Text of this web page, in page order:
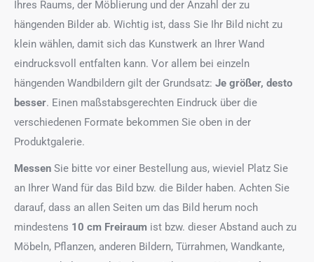
Ihres Raums, der Möblierung und der Anzahl der zu
hängenden Bilder ab. Wichtig ist, dass Sie Ihr Bild nicht zu
klein wählen, damit sich das Kunstwerk an Ihrer Wand
eindrucksvoll entfalten kann. Vor allem bei einzeln
hängenden Wandbildern gilt der Grundsatz: Je größer, desto
besser. Einen maßstabsgerechten Eindruck über die
verschiedenen Formate bekommen Sie oben in der
Produktgalerie.
Messen Sie bitte vor einer Bestellung aus, wieviel Platz Sie
an Ihrer Wand für das Bild bzw. die Bilder haben. Achten Sie
darauf, dass an allen Seiten um das Bild herum noch
mindestens 10 cm Freiraum ist bzw. dieser Abstand auch zu
Möbeln, Pflanzen, anderen Bildern, Türrahmen, Wandkante,